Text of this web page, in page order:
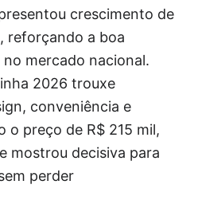
crescimento de
reforçando a boa
mercado nacional.
2026 trouxe
conveniência e
o preço de R$ 215 mil,
mostrou decisiva para
perder